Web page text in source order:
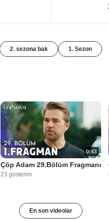
2. sezona bak 1. Sezon
0:43
Çöp Adam 29.Bölüm Fragmanı
23 gösterim
En son videolar